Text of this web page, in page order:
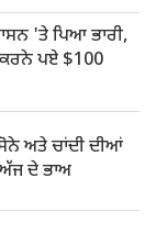
'ਤੇ ਪਿਆ ਭਾਰੀ,
ਕਰਨੇ ਪਏ $100
ਅਤੇ ਚਾਂਦੀ ਦੀਆਂ
ਅੱਜ ਦੇ ਭਾਅ